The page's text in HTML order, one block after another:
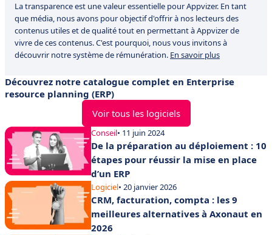
La transparence est une valeur essentielle pour Appvizer. En tant
que média, nous avons pour objectif d'offrir à nos lecteurs des
contenus utiles et de qualité tout en permettant à Appvizer de
vivre de ces contenus. C'est pourquoi, nous vous invitons à
découvrir notre système de rémunération. En savoir plus
Découvrez notre catalogue complet en Enterprise
resource planning (ERP)
Voir tous les logiciels
Conseil• 11 juin 2024
De la préparation au déploiement : 10
étapes pour réussir la mise en place
d’un ERP
Logiciel• 20 janvier 2026
CRM, facturation, compta : les 9
meilleures alternatives à Axonaut en
2026